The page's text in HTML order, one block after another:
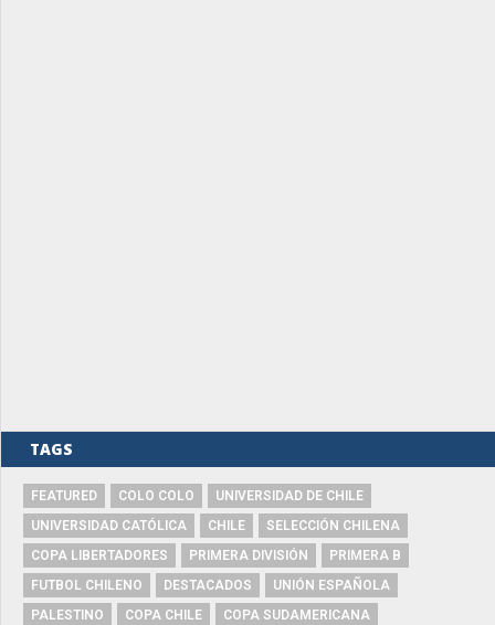
TAGS
FEATURED COLO COLO
UNIVERSIDAD DE CHILE
UNIVERSIDAD CATÓLICA
CHILE
SELECCIÓN CHILENA
COPA LIBERTADORES
PRIMERA DIVISIÓN
PRIMERA B
FUTBOL CHILENO
DESTACADOS
UNIÓN ESPAÑOLA
PALESTINO
COPA CHILE
COPA SUDAMERICANA